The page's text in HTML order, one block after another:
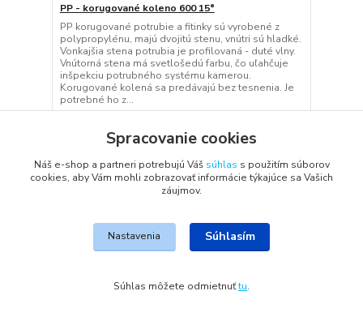
PP - korugované koleno 600 15°
PP korugované potrubie a fitinky sú vyrobené z
polypropylénu, majú dvojitú stenu, vnútri sú hladké.
Vonkajšia stena potrubia je profilovaná - duté vlny.
Vnútorná stena má svetlošedú farbu, čo uľahčuje
inšpekciu potrubného systému kamerou.
Korugované kolená sa predávajú bez tesnenia. Je
potrebné ho z...
411,14 EURbez DPH
Pridať do košíka
Spracovanie cookies
Náš e-shop a partneri potrebujú Váš súhlas s použitím súborov
cookies, aby Vám mohli zobrazovať informácie týkajúce sa Vašich
záujmov.
Nastavenia Súhlasím
Súhlas môžete odmietnuťtu.